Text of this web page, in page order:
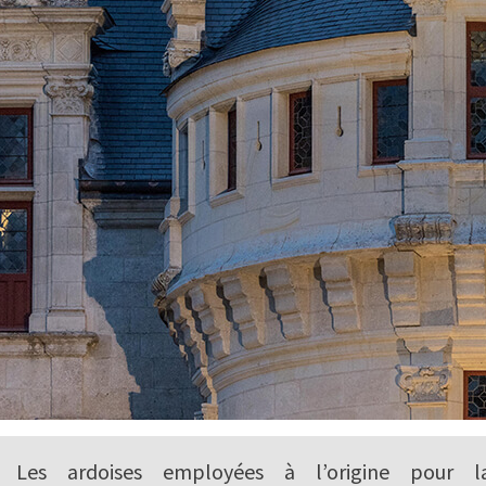
Les ardoises employées à l’origine pour